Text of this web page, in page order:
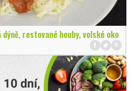
restované houby, volské oko